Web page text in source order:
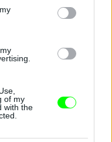
of my
with the